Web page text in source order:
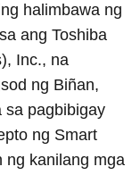
halimbawa ng
ang Toshiba
Inc., na
ng Biñan,
sa pagbibigay
ng Smart
ng kanilang mga